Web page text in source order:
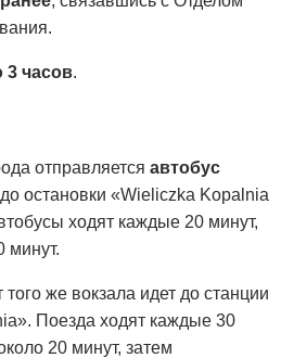
3 часов.
отправляется автобус
остановки «Wieliczka Kopalnia
ходят каждые 20 минут,
минут.
того же вокзала идет до станции
Поезда ходят каждые 30
20 минут, затем